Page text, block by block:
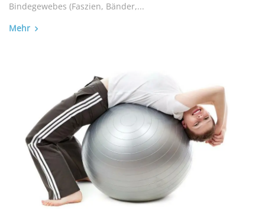
Bindegewebes (Faszien, Bänder,...
Mehr